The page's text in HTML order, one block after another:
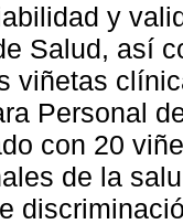
y
Salud, así
viñetas
Personal
con 20
de la